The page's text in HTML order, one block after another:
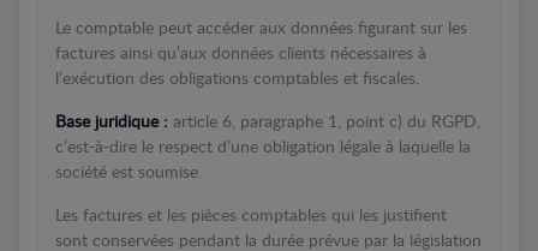
Le comptable peut accéder aux données figurant sur les
factures ainsi qu’aux données clients nécessaires à
l’exécution des obligations comptables et fiscales.
Base juridique : article 6, paragraphe 1, point c) du RGPD,
c’est-à-dire le respect d’une obligation légale à laquelle la
société est soumise.
Les factures et les pièces comptables qui les justifient
sont conservées pendant la durée prévue par la législation